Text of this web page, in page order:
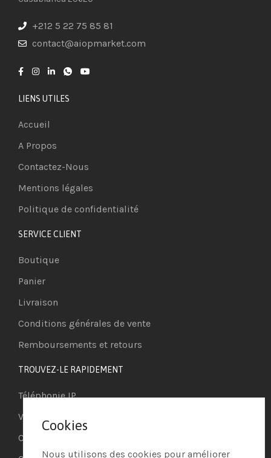
+212 5 22 75 85 81
contact@aiopmarket.com
LIENS UTILES
Accueil
A Propos
Contactez-Nous
Mentions légales
Politique de confidentialité
SERVICE CLIENT
Boutique
Panier
Livraison
Conditions générales de vente
Remboursements et retours
TROUVEZ-LE RAPIDEMENT
Téléphonie IP
Visioconférence
Casques
Cookies
Nous utilisons des cookies pour améliorer